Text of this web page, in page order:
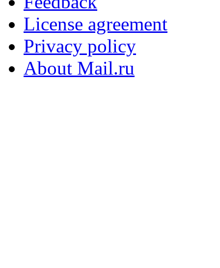
License agreement
Privacy policy
About Mail.ru